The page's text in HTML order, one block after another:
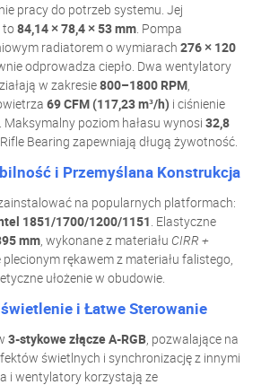
pracy do potrzeb systemu. Jej
to84,14 × 78,4 × 53 mm. Pompa
radiatorem o wymiarach 276 × 120
odprowadza ciepło. Dwa wentylatory
w zakresie800–1800 RPM,
69 CFM (117,23 m³/h) i ciśnienie
. Maksymalny poziom hałasu wynosi 32,8
Bearing zapewniają długą żywotność.
i Przemyślana Konstrukcja
na popularnych platformach:
1851/1700/1200/1151. Elastyczne
mm, wykonane z materiału CIRR +
plecionym rękawem z materiału falistego,
ułożenie w obudowie.
i Łatwe Sterowanie
3-stykowe złącze A-RGB, pozwalające na
świetlnych i synchronizację z innymi
i wentylatory korzystają ze